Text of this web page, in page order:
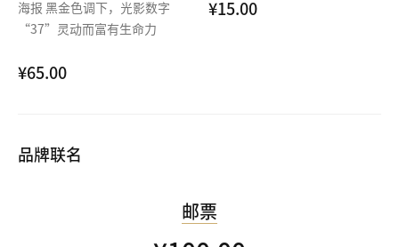
海报 黑金色调下，光影数字
“37”灵动而富有生命力
¥65.00
¥15.00
品牌联名
邮票